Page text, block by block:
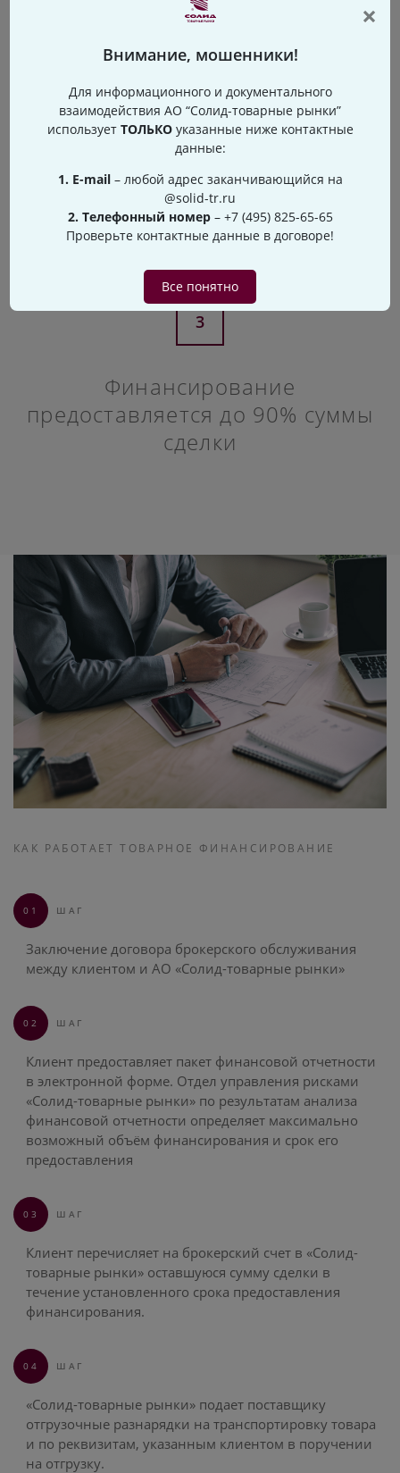
рабочих дней
2
Срок предоставления
финансирования — до 90
календарных дней
3
Финансирование
предоставляется до 90% суммы
сделки
КАК РАБОТАЕТ ТОВАРНОЕ ФИНАНСИРОВАНИЕ
01 ШАГ
Заключение договора брокерского обслуживания
между клиентом и АО «Солид-товарные рынки»
02 ШАГ
Клиент предоставляет пакет финансовой отчетности
в электронной форме. Отдел управления рисками
«Солид-товарные рынки» по результатам анализа
финансовой отчетности определяет максимально
возможный объём финансирования и срок его
предоставления
03 ШАГ
Клиент перечисляет на брокерский счет в «Солид-
товарные рынки» оставшуюся сумму сделки в
течение установленного срока предоставления
финансирования.
04 ШАГ
«Солид-товарные рынки» подает поставщику
отгрузочные разнарядки на транспортировку товара
и по реквизитам, указанным клиентом в поручении
на отгрузку.
×
Внимание, мошенники!
Для информационного и документального
взаимодействия АО “Солид-товарные рынки”
использует ТОЛЬКОуказанные ниже контактные
данные:
1. Е-mail – любой адрес заканчивающийся на
@solid-tr.ru
2. Телефонный номер– +7 (495) 825-65-65
Проверьте контактные данные в договоре!
Все понятно